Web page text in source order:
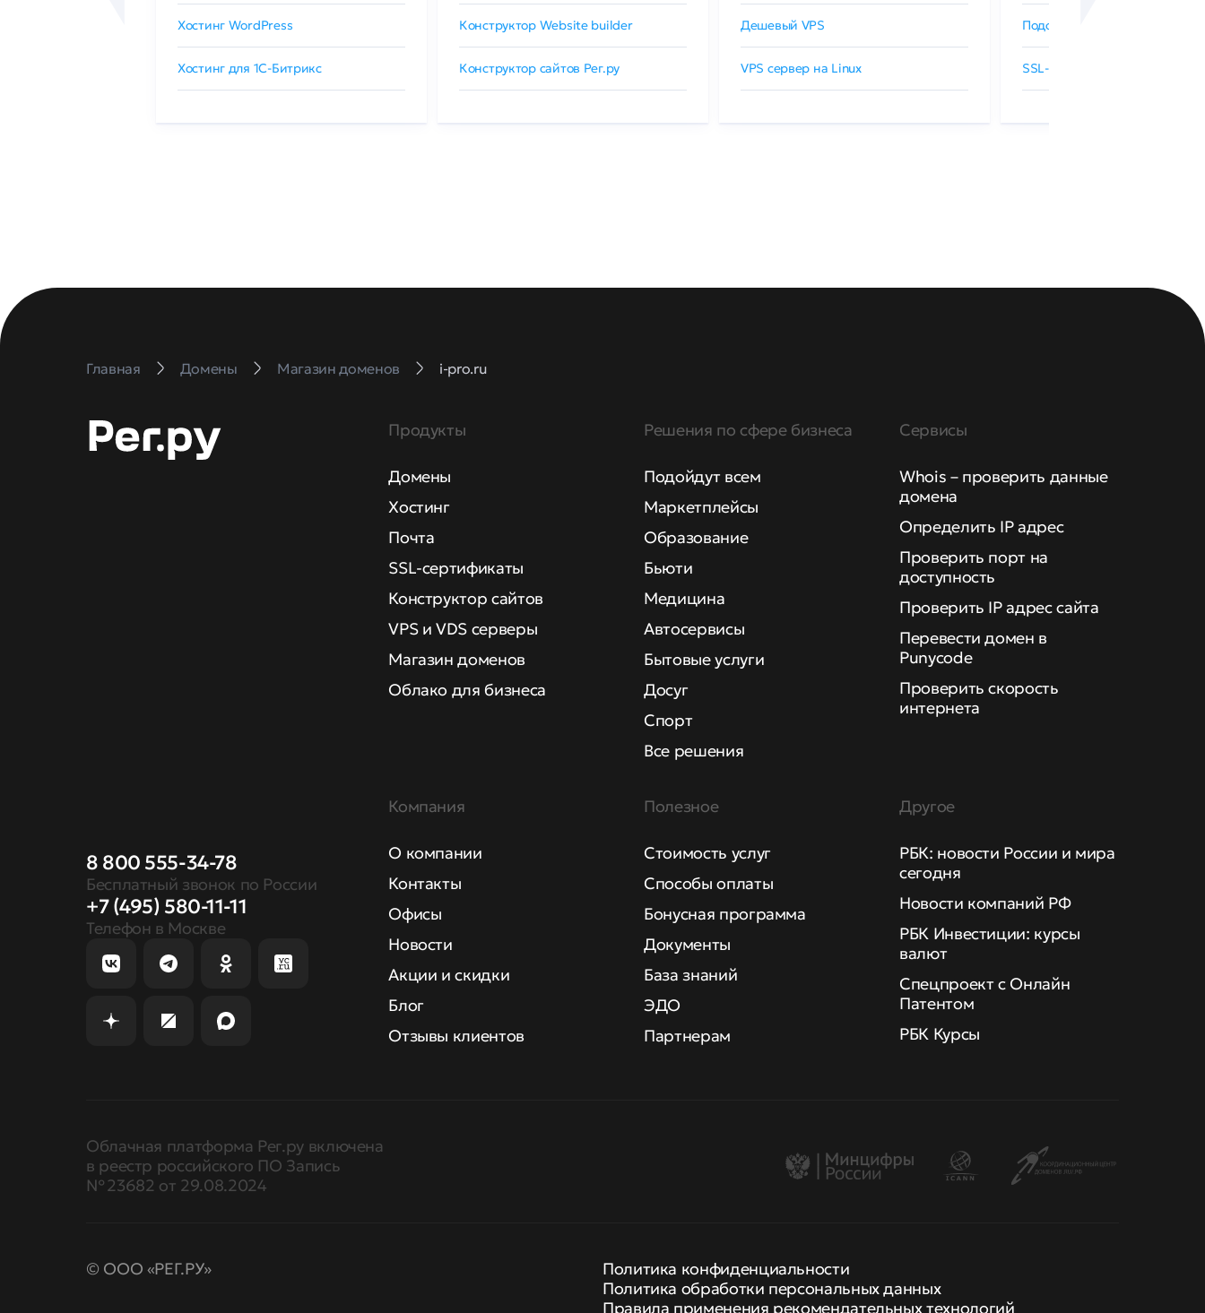
Хостинг WordPress
Хостинг для 1C-Битрикс
Конструктор Website builder
Конструктор сайтов Рег.ру
Дешевый VPS
VPS сервер на Linux
Подобрать SSL-сертификат
SSL-сертификаты GlobalSign
Главная Домены Магазин доменов i-pro.ru
8 800 555-34-78
Бесплатный звонок по России
+7 (495) 580-11-11
Телефон в Москве
Продукты
Домены
Хостинг
Почта
SSL-сертификаты
Конструктор сайтов
VPS и VDS серверы
Магазин доменов
Облако для бизнеса
Решения по сфере бизнеса
Подойдут всем
Маркетплейсы
Образование
Бьюти
Медицина
Автосервисы
Бытовые услуги
Досуг
Спорт
Все решения
Сервисы
Whois – проверить данные
домена
Определить IP адрес
Проверить порт на
доступность
Проверить IP адрес сайта
Перевести домен в
Punycode
Проверить скорость
интернета
Компания
О компании
Контакты
Офисы
Новости
Акции и скидки
Блог
Отзывы клиентов
Полезное
Стоимость услуг
Способы оплаты
Бонусная программа
Документы
База знаний
ЭДО
Партнерам
Другое
РБК: новости России и мира
сегодня
Новости компаний РФ
РБК Инвестиции: курсы
валют
Спецпроект с Онлайн
Патентом
РБК Курсы
Облачная платформа Рег.ру включена
в реестр российского ПО Запись
№ 23682 от 29.08.2024
© ООО «РЕГ.РУ»
Политика конфиденциальности
Политика обработки персональных данных
Правила применения рекомендательных технологий